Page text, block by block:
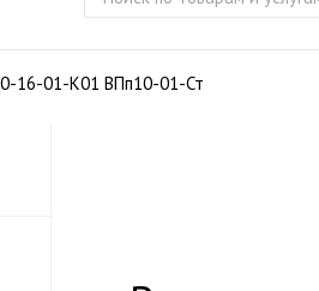
16-01-K01 ВПп10-01-Ст